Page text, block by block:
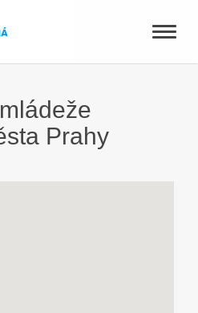
Toggle
Prahy